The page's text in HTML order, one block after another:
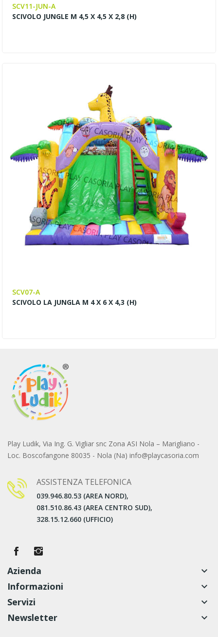
SCV11-JUN-A
SCIVOLO JUNGLE M 4,5 X 4,5 X 2,8 (H)
SCV07-A
SCIVOLO LA JUNGLA M 4 X 6 X 4,3 (H)
Play Ludik, Via Ing. G. Vigliar snc Zona ASI Nola – Marigliano -
Loc. Boscofangone 80035 - Nola (Na) info@playcasoria.com
ASSISTENZA TELEFONICA
039.946.80.53 (AREA NORD),
081.510.86.43 (AREA CENTRO SUD),
328.15.12.660 (UFFICIO)
Azienda
keyboard_arrow_down
Informazioni
keyboard_arrow_down
Servizi
keyboard_arrow_down
Newsletter
keyboard_arrow_down